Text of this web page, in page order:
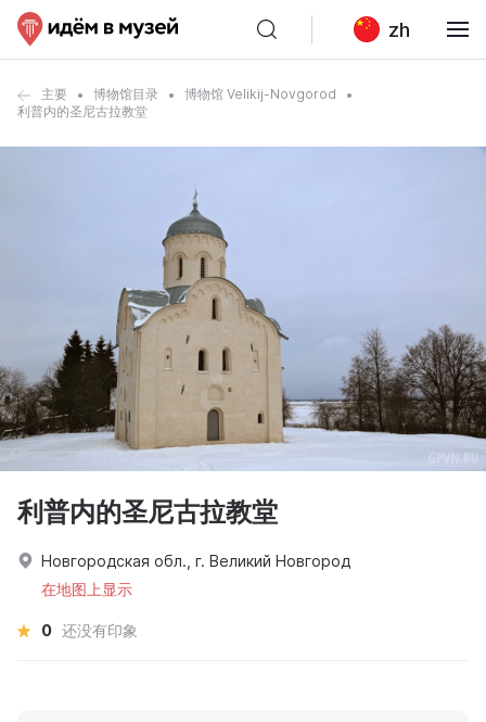
zh
主要 博物馆目录
博物馆 Velikij-Novgorod
利普内的圣尼古拉教堂
利普内的圣尼古拉教堂
Новгородская обл., г. Великий Новгород
在地图上显示
0 还没有印象